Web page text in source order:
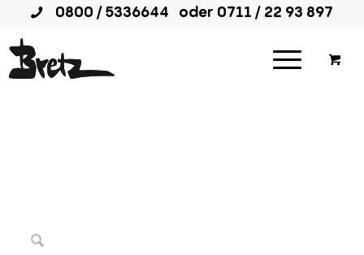
0800 / 5336644 oder 0711 / 22 93 897